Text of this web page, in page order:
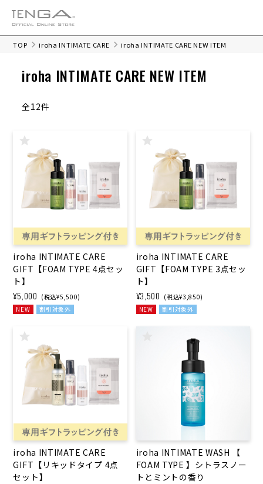
TOP iroha INTIMATE CARE iroha INTIMATE CARE NEW ITEM
iroha INTIMATE CARE NEW ITEM
全12件
iroha INTIMATE CARE
GIFT【FOAM TYPE 4点セッ
ト】
¥5,000 (税込¥5,500)
NEW
割引対象外
iroha INTIMATE CARE
GIFT【FOAM TYPE 3点セッ
ト】
¥3,500 (税込¥3,850)
NEW
割引対象外
iroha INTIMATE CARE
GIFT【リキッドタイプ 4点
セット】
iroha INTIMATE WASH 【
FOAM TYPE 】シトラスノー
トとミントの香り